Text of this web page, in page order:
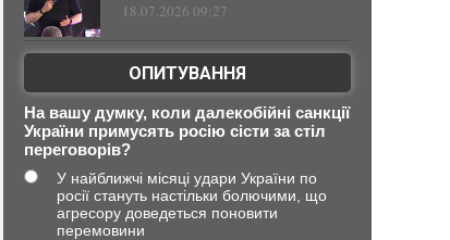
18.07.2026 09:27
ОПИТУВАННЯ
На вашу думку, коли далекобійні санкції
України примусять росію сісти за стіл
переговорів?
У найближчі місяці удари України по
росії стануть настільки болючими, що
агресору доведеться поновити
перемовини